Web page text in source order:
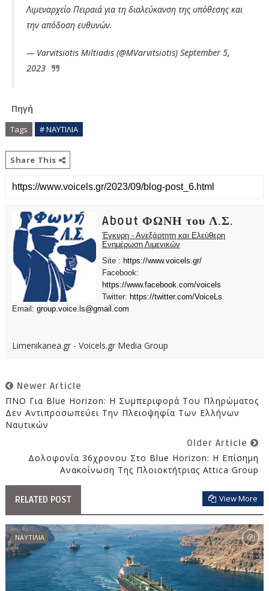
Λιμεναρχείο Πειραιά για τη διαλεύκανση της υπόθεσης και
την απόδοση ευθυνών.
— Varvitsiotis Miltiadis (@MVarvitsiotis) September 5,
2023
Πηγή
Tags # ΝΑΥΤΙΛΙΑ
Share This
About ΦΩΝΗ του Λ.Σ.
Έγκυρη - Ανεξάρτητη και Ελεύθερη
Ενημέρωση Λιμενικών
Site : https://www.voicels.gr/
Facebook:
https://www.facebook.com/voicels
Twitter: https://twitter.com/VoiceLs
Email: group.voice.ls@gmail.com
Limenikanea.gr - Voicels.gr Media Group
Newer Article
ΠΝΟ Για Blue Horizon: Η Συμπεριφορά Του Πληρώματος
Δεν Αντιπροσωπεύει Την Πλειοψηφία Των Ελλήνων
Ναυτικών
Older Article
Δολοφονία 36χρονου Στο Blue Horizon: Η Επίσημη
Ανακοίνωση Της Πλοιοκτήτριας Attica Group
RELATED POST View More
ΝΑΥΤΙΛΙΑ